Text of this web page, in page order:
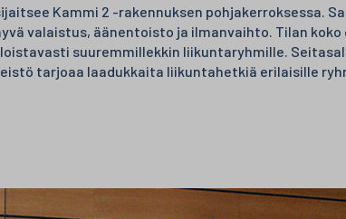
Kammi 2 -rakennuksen pohjakerroksessa.
valaistus, äänentoisto ja ilmanvaihto. Tilan koko
suuremmillekkin liikuntaryhmille.
tarjoaa laadukkaita liikuntahetkiä erilaisille